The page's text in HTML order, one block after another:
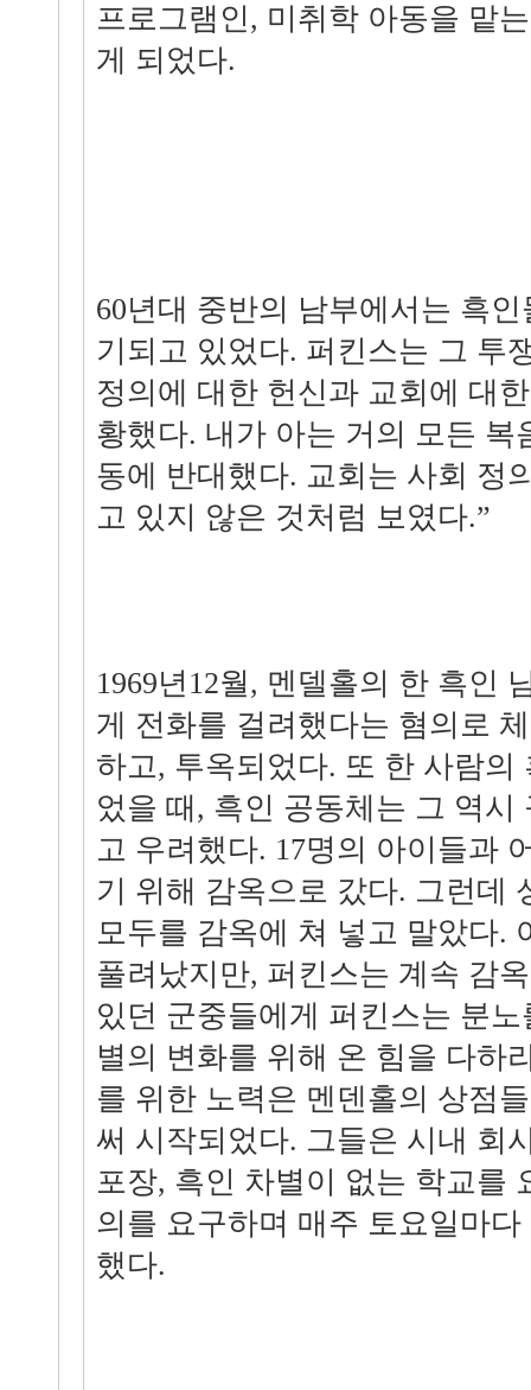
프로그램인, 미취학 아동을 맡
게 되었다.
60년대 중반의 남부에서는 흑
기되고 있었다. 퍼킨스는 그 투
정의에 대한 헌신과 교회에 대
황했다. 내가 아는 거의 모든 복
동에 반대했다. 교회는 사회 정
고 있지 않은 것처럼 보였다.”
1969년12월, 멘델홀의 한 흑인
게 전화를 걸려했다는 혐의로
하고, 투옥되었다. 또 한 사람의
었을 때, 흑인 공동체는 그 역시
고 우려했다. 17명의 아이들과
기 위해 감옥으로 갔다. 그런데
모두를 감옥에 쳐 넣고 말았다.
풀려났지만, 퍼킨스는 계속 감
있던 군중들에게 퍼킨스는 분
별의 변화를 위해 온 힘을 다하
를 위한 노력은 멘덴홀의 상점
써 시작되었다. 그들은 시내 회
포장, 흑인 차별이 없는 학교를
의를 요구하며 매주 토요일마
했다.